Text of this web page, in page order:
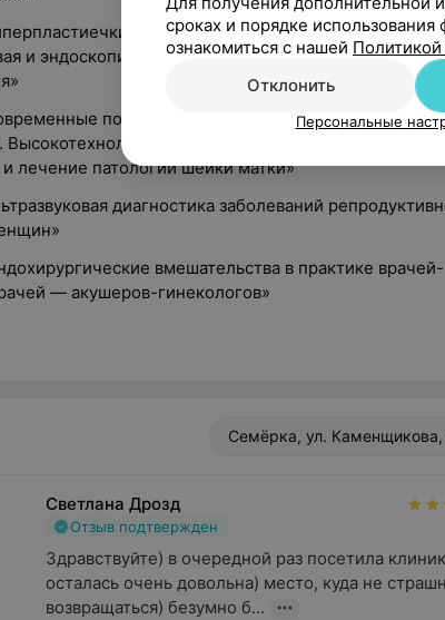
процессы гениталий у женщин.
и эндоскопическая диагностика, лечение,
подходы к оперативным методам
Высокотехнологичные и сложные вмешательства.
лечение патологии шейки матки»
диагностика заболеваний
вмешательства в практике врачей-
— акушеров-гинекологов»
Семёрка, ул.
Светлана Дрозд
Отзыв подтвержден
Здравствуйте) в очередной раз посетила
осталась очень довольна) место, куда не
возвращаться) безумно б...
сроках и порядке
ознакомиться с нашей
Отклонить
Персональные